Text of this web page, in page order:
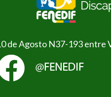
de Agosto N37-193 entre